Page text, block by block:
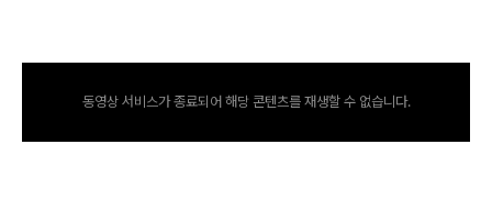
동영상 서비스가 종료되어 해당 콘텐츠를 재생할 수 없습니다.